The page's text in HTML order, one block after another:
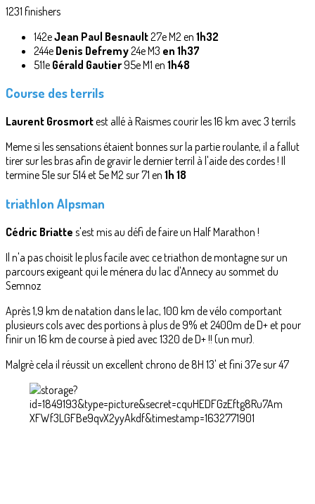
1231 finishers
142eJean Paul Besnault27e M2 en 1h32
244e Denis Defremy24e M3 en 1h37
511e Gérald Gautier95e M1 en 1h48
Course des terrils
Laurent Grosmortest allé à Raismes courir les 16 km avec 3 terrils
Meme si les sensations étaient bonnes sur la partie roulante, il a fallut
tirer sur les bras afin de gravir le dernier terril à l'aide des cordes ! Il
termine 51e sur 514 et 5e M2 sur 71 en 1h 18
triathlon Alpsman
Cédric Briatte s'est mis au défi de faire un Half Marathon !
Il n'a pas choisit le plus facile avec ce triathon de montagne sur un
parcours exigeant qui le ménera du lac d'Annecy au sommet du
Semnoz
Après 1,9 km de natation dans le lac, 100 km de vélo comportant
plusieurs cols avec des portions à plus de 9% et 2400m de D+ et pour
finir un 16 km de course à pied avec 1320 de D+ !! (un mur).
Malgrè cela il réussit un excellent chrono de 8H 13' et fini 37e sur 47